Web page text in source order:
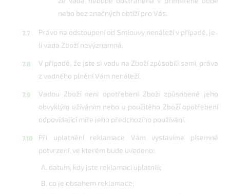
nebo bez značných obtíží pro Vás.
Právo na odstoupení od Smlouvy nenáleží v případě, je-
li vada Zboží nevýznamná.
V případě, že jste si vadu na Zboží způsobili sami, práva
z vadného plnění Vám nenáleží.
Vadou Zboží není opotřebení Zboží způsobené jeho
obvyklým užíváním nebo u použitého Zboží opotřebení
odpovídající míře jeho předchozího používání.
Při uplatnění reklamace Vám vystavíme písemné
potvrzení, ve kterém bude uvedeno:
datum, kdy jste reklamaci uplatnili;
co je obsahem reklamace;